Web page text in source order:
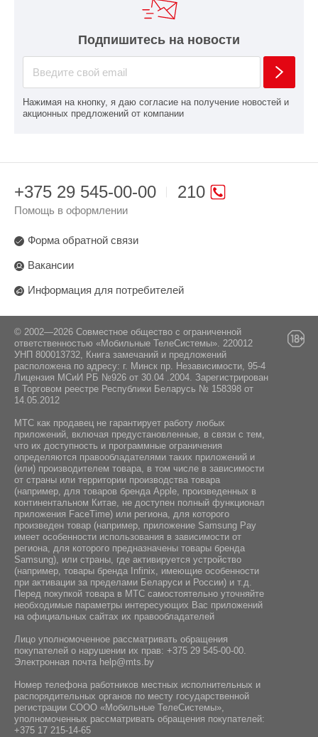
Подпишитесь на новости
Нажимая на кнопку, я даю согласие на получение новостей и
акционных предложений от компании
210
+375 29 545-00-00
Помощь в оформлении
Форма обратной связи
Вакансии
Информация для потребителей
© 2002—2026 Совместное общество с ограниченной
ответственностью «Мобильные ТелеСистемы». 220012
УНП 800013732, Книга замечаний и предложений
расположена по адресу: г. Минск пр. Независимости, 95-4
Лицензия МСиИ РБ №926 от 30.04 .2004. Зарегистрирован
в Торговом реестре Республики Беларусь № 158398 от
14.05.2012
МТС как продавец не гарантирует работу любых
приложений, включая предустановленные, в связи с тем,
что их доступность и программные ограничения
определяются правообладателями таких приложений и
(или) производителем товара, в том числе в зависимости
от страны или территории производства товара
(например, для товаров бренда Apple, произведенных в
континентальном Китае, не доступен полный функционал
приложения FaceTime) или региона, для которого
произведен товар (например, приложение Samsung Pay
имеет особенности использования в зависимости от
региона, для которого предназначены товары бренда
Samsung), или страны, где активируется устройство
(например, товары бренда Infiniх, имеющие особенности
при активации за пределами Беларуси и России) и т.д.
Перед покупкой товара в МТС самостоятельно уточняйте
необходимые параметры интересующих Вас приложений
на официальных сайтах их правообладателей
Лицо уполномоченное рассматривать обращения
покупателей о нарушении их прав: +375 29 545-00-00.
Электронная почта help@mts.by
Номер телефона работников местных исполнительных и
распорядительных органов по месту государственной
регистрации СООО «Мобильные ТелеСистемы»,
уполномоченных рассматривать обращения покупателей:
+375 17 215-14-65